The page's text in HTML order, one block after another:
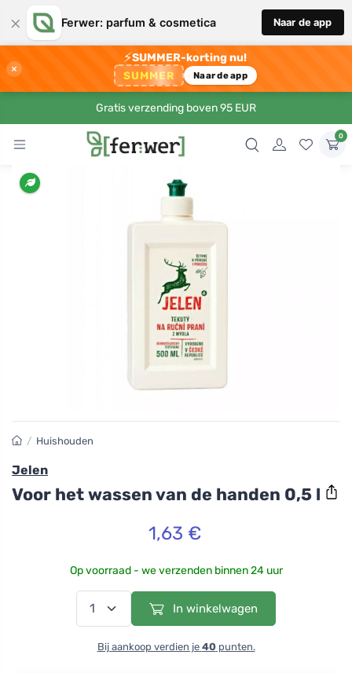
× Ferwer: parfum & cosmetica Naar de app
×
⚡SUMMER-korting nu!
SUMMER Naar de app
Gratis verzending boven 95 EUR
0
/ Huishouden
Jelen
Voor het wassen van de handen 0,5 l
1,63 €
Op voorraad - we verzenden binnen 24 uur
In winkelwagen
Bij aankoop verdien je 40punten.